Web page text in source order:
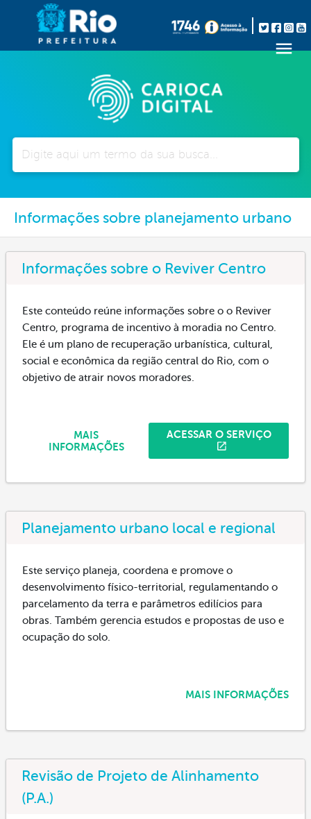
Informações sobre planejamento urbano
Informações sobre o Reviver Centro
Este conteúdo reúne informações sobre o o Reviver
Centro, programa de incentivo à moradia no Centro.
Ele é um plano de recuperação urbanística, cultural,
social e econômica da região central do Rio, com o
objetivo de atrair novos moradores.
ACESSAR O SERVIÇO
MAIS
INFORMAÇÕES
Planejamento urbano local e regional
Este serviço planeja, coordena e promove o
desenvolvimento físico-territorial, regulamentando o
parcelamento da terra e parâmetros edilícios para
obras. Também gerencia estudos e propostas de uso e
ocupação do solo.
MAIS INFORMAÇÕES
Revisão de Projeto de Alinhamento
(P.A.)